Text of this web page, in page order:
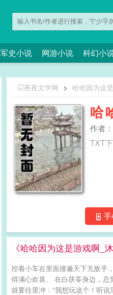
军史小说 网游小说 科幻小
夜夜文学网 > 哈哈因为这
哈
作者：
《哈哈因为这是游戏啊_
控着小车在里面撞遍天下无敌手
得满心欢喜。 在白茯苓身边，
就要往里冲：“我想玩这个！听